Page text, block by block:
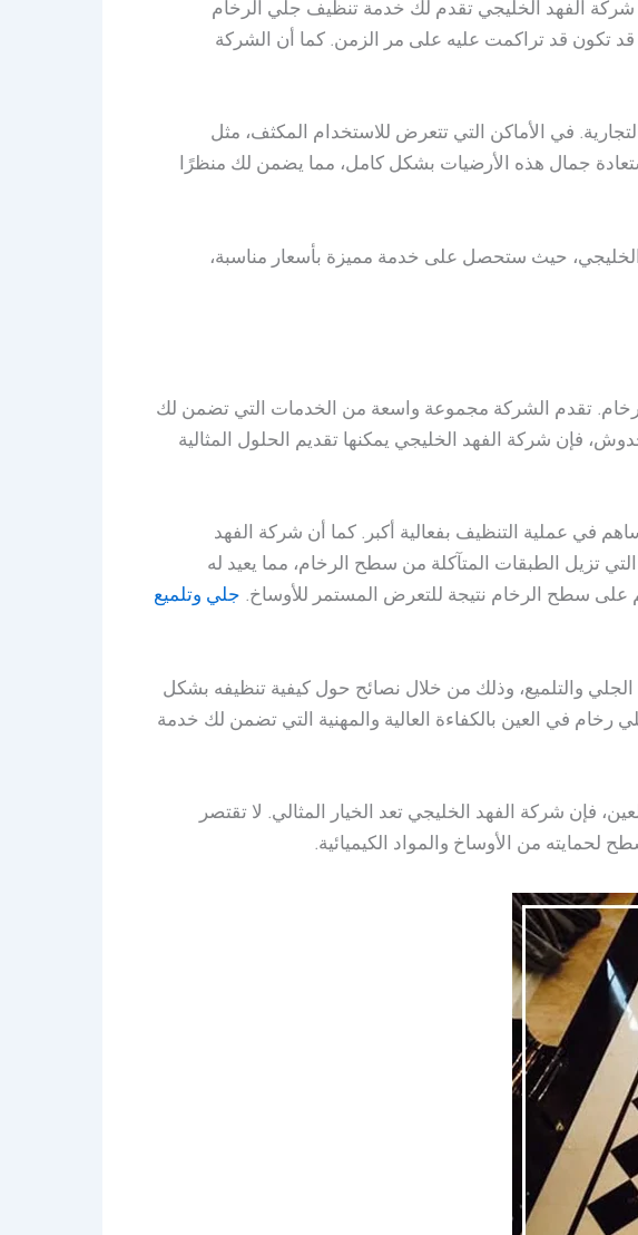
شركة الفهد الخليجي تقدم لك خدمة تنظيف جلي الرخام
قد تكون قد تراكمت عليه على مر الزمن. كما أن الشركة
في الأماكن التي تتعرض للاستخدام المكثف، مثل
جمال هذه الأرضيات بشكل كامل، مما يضمن لك منظرًا
الخليجي، حيث ستحصل على خدمة مميزة بأسعار مناسبة،
تقدم الشركة مجموعة واسعة من الخدمات التي تضمن لك
فإن شركة الفهد الخليجي يمكنها تقديم الحلول المثالية
في عملية التنظيف بفعالية أكبر. كما أن شركة الفهد
تزيل الطبقات المتآكلة من سطح الرخام، مما يعيد له
على سطح الرخام نتيجة للتعرض المستمر للأوساخ. جلي وتلميع
والتلميع، وذلك من خلال نصائح حول كيفية تنظيفه بشكل
في العين بالكفاءة العالية والمهنية التي تضمن لك خدمة
شركة الفهد الخليجي تعد الخيار المثالي. لا تقتصر
من الأوساخ والمواد الكيميائية.